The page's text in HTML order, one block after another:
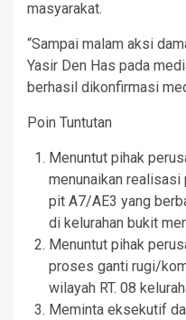
masyarakat.
“Sampai malam aksi
Yasir Den Has pada
berhasil dikonfirmasi
Poin Tuntutan
Menuntut pihak
menunaikan realisasi
pit A7/AE3 yang
di kelurahan bukit
Menuntut pihak
proses ganti rugi/
wilayah RT. 08
Meminta eksekutif